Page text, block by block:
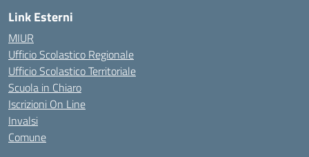
Link Esterni
MIUR
Ufficio Scolastico Regionale
Ufficio Scolastico Territoriale
Scuola in Chiaro
Iscrizioni On Line
Invalsi
Comune